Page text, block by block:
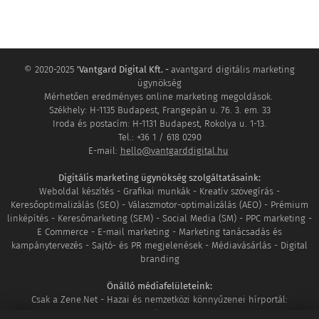
hallottunk.
Hozzánk is
begyűrűzött a
átverés!
© 2020-2025 'Vantgard Digital Kft. - avantgard digitális marketing
ügynökség
Mérhetően eredményes online marketing megoldások.
Székhely: H-1135 Budapest, Frangepán u. 76. 3. em. 33
Iroda és postacím: H-1131 Budapest, Rokolya u. 1-13.
Tel.: +36 1 / 618 0290
E-mail: hello@vantgarddigital.hu
Digitális marketing ügynökség szolgáltatásaink:
Weboldal készítés - Grafikai munkák - Kreatív szövegírás -
Keresőoptimalizálás (SEO) - Válaszmotor-optimalizálás (AEO) - Prémium
linképítés - Keresőmarketing (SEM) - Social Media (SM) - PPC marketing -
E Commerce - E-mail marketing - Marketing tanácsadás és
kampánytervezés - Sajtó- és PR megjelenések - Médiavásárlás - Digital
branding
Önálló médiafelületeink:
Csak a Zene.Net - Hazai és nemzetközi könnyűzenei hírportál:
www.csakazene.net